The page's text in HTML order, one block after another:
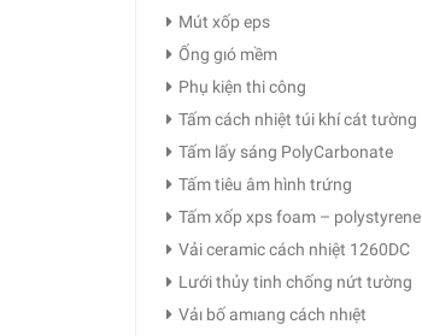
Mút xốp eps
Ống gıó mềm
Phụ kiện thi công
Tấm cách nhiệt túi khí cát tường
Tấm lấy sáng PolyCarbonate
Tấm tiêu âm hình trứng
Tấm xốp xps foam – polystyrene
Vải ceramic cách nhiệt 1260DC
Lưới thủy tinh chống nứt tường
Vảı bố amıang cách nhıệt